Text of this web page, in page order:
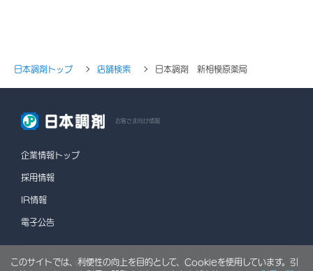
日本調剤トップ 店舗検索 日本調剤 新相模原薬局
お客さま向け情報
企業情報トップ
採用情報
IR情報
電子公告
情報セキュリティポリシー 個人情報保護方針
このサイトでは、利便性の向上を目的として、Cookieを使用しています。引